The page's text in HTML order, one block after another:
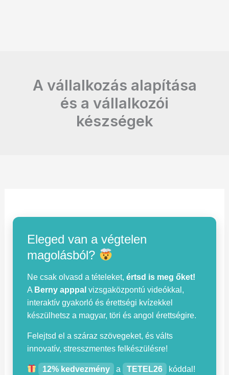
A vállalkozás alapítása
és a vállalkozói
készségek
Eleged van a végtelen
magolásból?
Ne csak olvasd a tételeket,értsd is meg őket!
A Berny apppal vizsgaközpontú videókkal,
interaktív gyakorló és érettségi kvízekkel
készülhetsz a magyar, töri és angol érettségire.
Felejtsd el a száraz szövegeket, és válts
innovatív, stresszmentes felkészülésre!
12% kedvezmény a TETEL26 kóddal!